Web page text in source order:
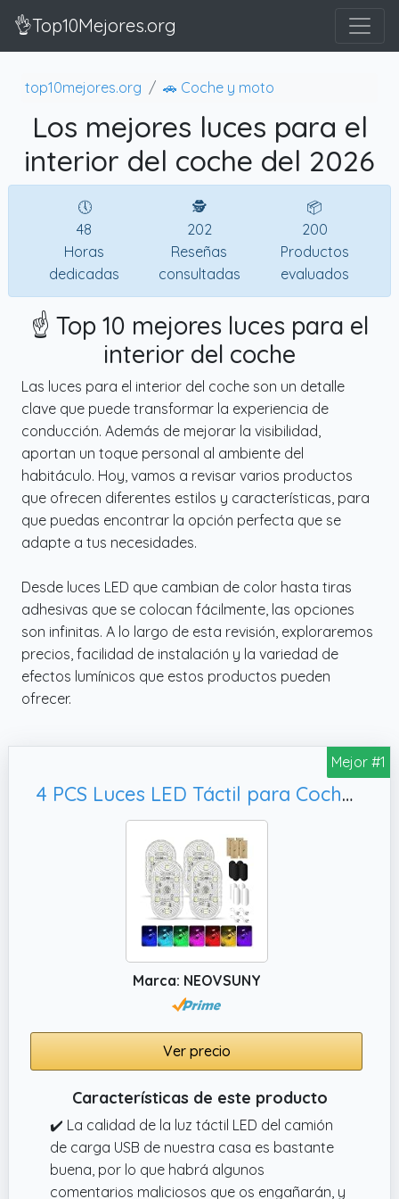
👌Top10Mejores.org
top10mejores.org 🚗 Coche y moto
Los mejores luces para el
interior del coche del 2026
🕔
48
Horas
dedicadas
🕵
202
Reseñas
consultadas
📦
200
Productos
evaluados
☝️ Top 10 mejores luces para el
interior del coche
Las luces para el interior del coche son un detalle
clave que puede transformar la experiencia de
conducción. Además de mejorar la visibilidad,
aportan un toque personal al ambiente del
habitáculo. Hoy, vamos a revisar varios productos
que ofrecen diferentes estilos y características, para
que puedas encontrar la opción perfecta que se
adapte a tus necesidades.
Desde luces LED que cambian de color hasta tiras
adhesivas que se colocan fácilmente, las opciones
son infinitas. A lo largo de esta revisión, exploraremos
precios, facilidad de instalación y la variedad de
efectos lumínicos que estos productos pueden
ofrecer.
Mejor #1
4 PCS Luces LED Táctil para Coche,Luz Interior del Coche USB Móvil Recargable RGB Ajustable de 7 Colores Luces Coche Led Inalambrico para Lluminación de Coche Multiusos
Marca: NEOVSUNY
Ver precio
Características de este producto
✔️ La calidad de la luz táctil LED del camión
de carga USB de nuestra casa es bastante
buena, por lo que habrá algunos
comentarios maliciosos que os engañarán, y